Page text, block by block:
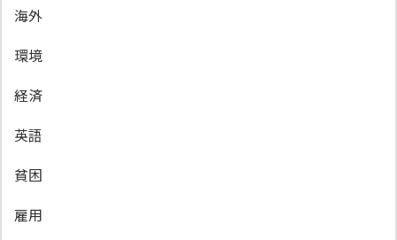
海外
環境
経済
英語
貧困
雇用